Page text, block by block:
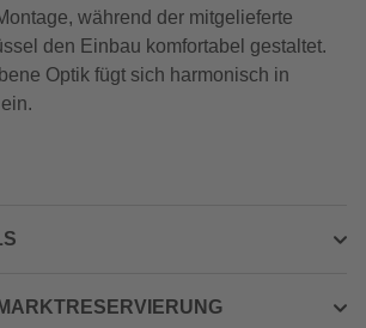
während der mitgelieferte
den Einbau komfortabel gestaltet.
Optik fügt sich harmonisch in